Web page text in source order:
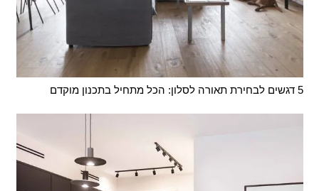
5 דגשים לבחירת תאורה לסלון: הכל מתחיל בתכנון מוקדם